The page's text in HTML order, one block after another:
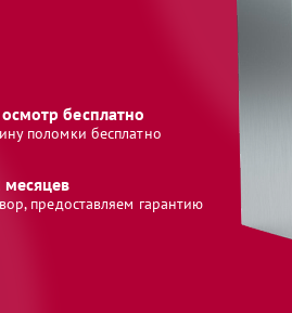
бесплатно
поломки бесплатно
месяцев
предоставляем гарантию